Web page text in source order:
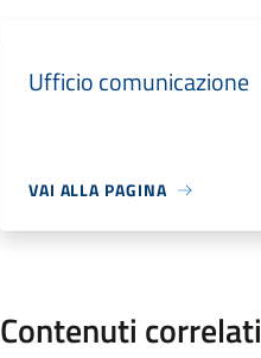
Ufficio comunicazione
VAI ALLA PAGINA
Contenuti correlati